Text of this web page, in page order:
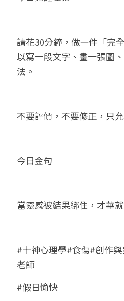
請花30分鐘，做一件「完
以寫一段文字、畫一張圖
法。
不要評價，不要修正，只
今日金句
當靈感被結果綁住，才華
#十神心理學#食傷#創作
老師
#假日愉快